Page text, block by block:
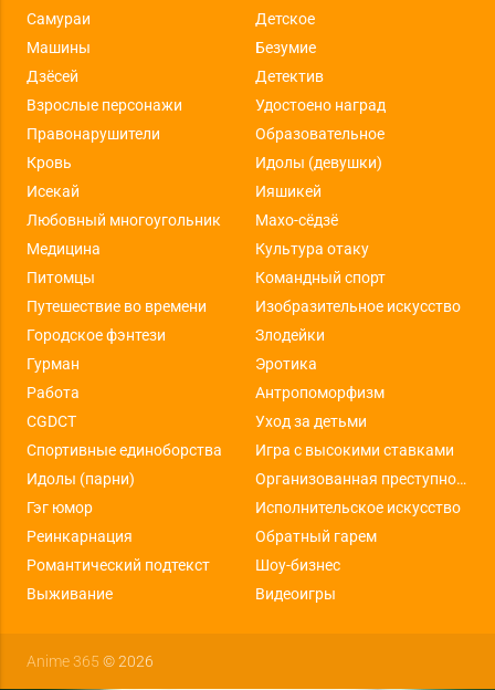
Самураи
Детское
Машины
Безумие
Дзёсей
Детектив
Взрослые персонажи
Удостоено наград
Правонарушители
Образовательное
Кровь
Идолы (девушки)
Исекай
Ияшикей
Любовный многоугольник
Махо-сёдзё
Медицина
Культура отаку
Питомцы
Командный спорт
Путешествие во времени
Изобразительное искусство
Городское фэнтези
Злодейки
Гурман
Эротика
Работа
Антропоморфизм
CGDCT
Уход за детьми
Спортивные единоборства
Игра с высокими ставками
Идолы (парни)
Организованная преступность
Гэг юмор
Исполнительское искусство
Реинкарнация
Обратный гарем
Романтический подтекст
Шоу-бизнес
Выживание
Видеоигры
Anime 365 © 2026